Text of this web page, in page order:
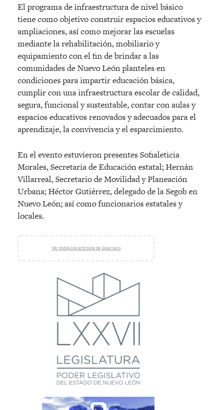
El programa de infraestructura de nivel básico
tiene como objetivo construir espacios educativos y
ampliaciones, así como mejorar las escuelas
mediante la rehabilitación, mobiliario y
equipamiento con el fin de brindar a las
comunidades de Nuevo León planteles en
condiciones para impartir educación básica,
cumplir con una infraestructura escolar de calidad,
segura, funcional y sustentable, contar con aulas y
espacios educativos renovados y adecuados para el
aprendizaje, la convivencia y el esparcimiento.
En elevento estuvieron presentes Sofialeticia
Morales, Secretaria de Educación estatal; Hernán
Villarreal, Secretario de Movilidad y Planeación
Urbana; Héctor Gutiérrez, delegado de la Segob en
Nuevo León; así como funcionarios estatales y
locales.
Ver todos los artículos de Guerrero